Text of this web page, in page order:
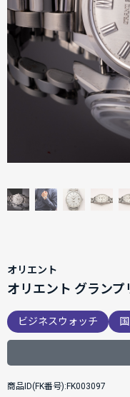
オリエント
オリエント グランプ
ビジネスウォッチ
商品ID(FK番号):FK003097